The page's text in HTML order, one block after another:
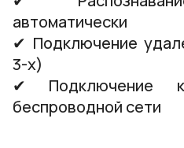
автоматически
✔ Подключение
3-х)
✔ Подключение
беспроводной сети